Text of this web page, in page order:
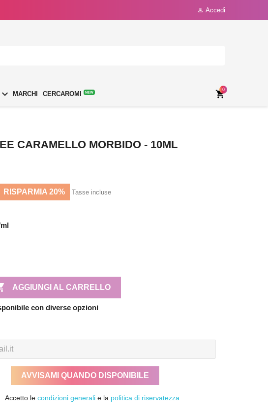
 Accedi
 MARCHI CERCAROMI NEW 
0
CARAMELLO MORBIDO - 10ML
RISPARMIA 20% Tasse incluse
AGGIUNGI AL CARRELLO
con diverse opzioni
AVVISAMI QUANDO DISPONIBILE
Accetto le condizioni generali e la politica di riservatezza